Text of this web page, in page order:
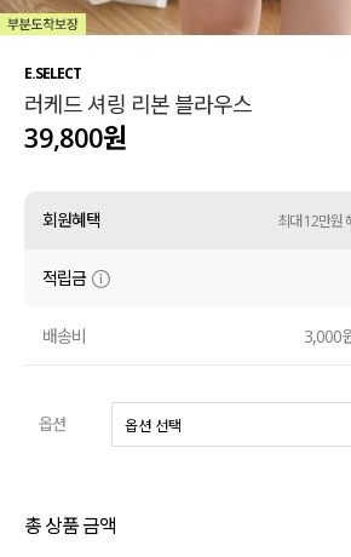
110사이즈
티셔츠
셔츠
원피스
니트
E.SELECT
러케드 셔링 리본 블라우스
39,800원
회원혜택 최대 12만원
적립금
배송비 3,000
옵션
총 상품 금액